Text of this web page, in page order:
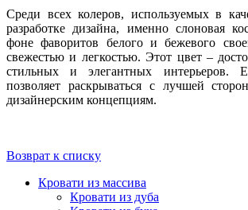
Среди всех колеров, используемых в
разработке дизайна, именно слоновая
фоне фаворитов белого и бежевого
свежестью и легкостью. Этот цвет –
стильных и элегантных интерьеров.
позволяет раскрываться с лучшей
дизайнерским концепциям.
Возврат к списку
Кровати из массива
Кровати из дуба